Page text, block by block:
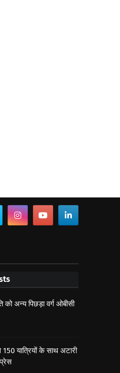
को अन्य पिछड़ा वर्ग ओबीसी
यात्रियों के साथ अटारी